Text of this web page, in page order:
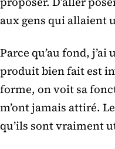
aux gens qui allaient
Parce qu’au fond,
produit bien fait est
forme, on voit sa
m’ont jamais attiré.
qu’ils sont vraiment